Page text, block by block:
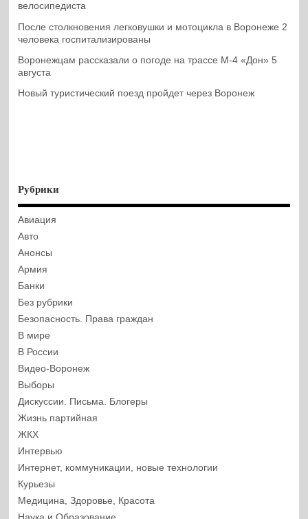
велосипедиста
После столкновения легковушки и мотоцикла в Воронеже 2
человека госпитализированы
Воронежцам рассказали о погоде на трассе М-4 «Дон» 5
августа
Новый туристический поезд пройдет через Воронеж
Рубрики
Авиация
Авто
Анонсы
Армия
Банки
Без рубрики
Безопасность. Права граждан
В мире
В России
Видео-Воронеж
Выборы
Дискуссии. Письма. Блогеры
Жизнь партийная
ЖКХ
Интервью
Интернет, коммуникации, новые технологии
Курьезы
Медицина, Здоровье, Красота